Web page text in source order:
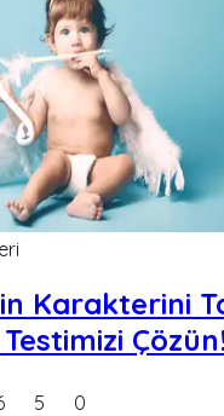
Karakterini
5 0